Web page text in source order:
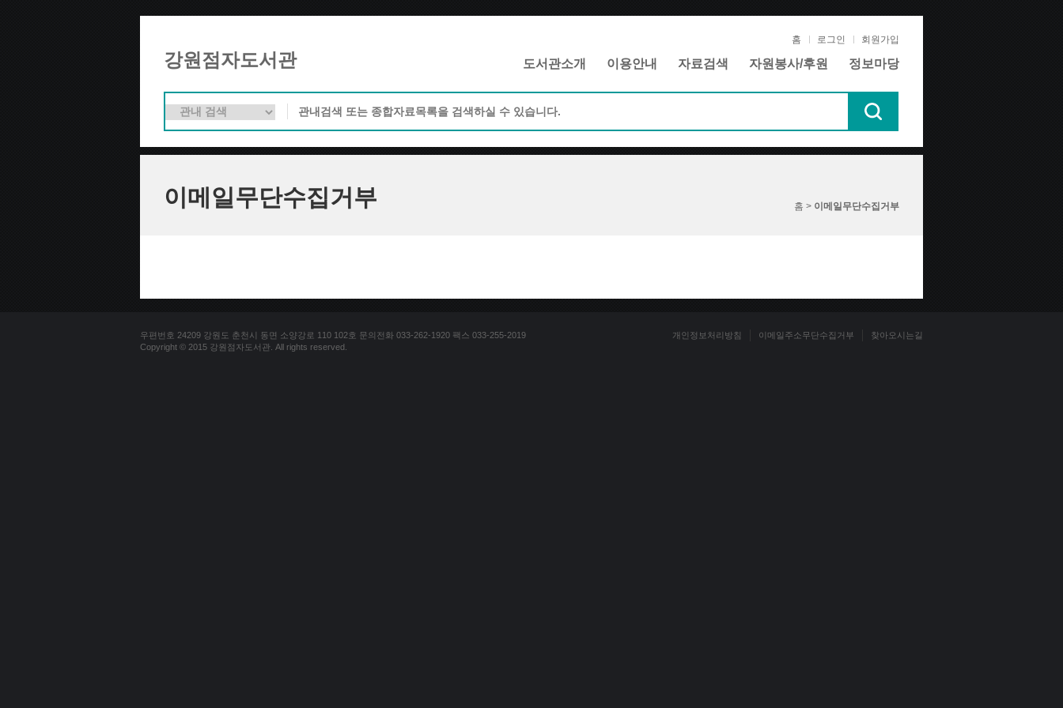
강원점자도서관
홈 로그인 회원가입
도서관소개 이용안내 자료검색 자원봉사/후원 정보마당
이메일무단수집거부 홈 > 이메일무단수집거부
우편번호 24209 강원도 춘천시 동면 소양강로 110 102호 문의전화 033-262-1920 팩스 033-255-2019
Copyright © 2015 강원점자도서관. All rights reserved.
개인정보처리방침 이메일주소무단수집거부 찾아오시는길